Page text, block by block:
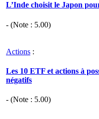
L’Inde choisit le Japon
- (Note : 5.00)
Actions :
Les 10 ETF et actions à
négatifs
- (Note : 5.00)